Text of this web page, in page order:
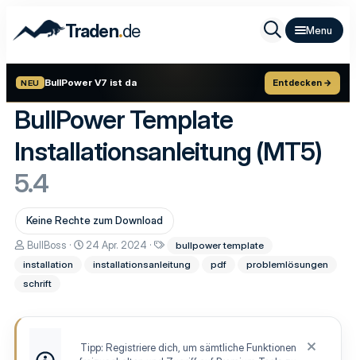
Traden.de
NEU BullPower V7 ist da Entdecken →
BullPower Template
Installationsanleitung (MT5)
5.4
Keine Rechte zum Download
A
t
o
BullBoss
D
r
t
e
24 Apr. 2024
h
w
r
t
bullpower template
installation
installationsanleitung pdf
problemlösungen
schrift
Tipp: Registriere dich, um sämtliche Funktionen